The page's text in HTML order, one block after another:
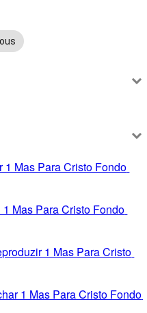
1 Mas Para Cristo Fondo
1 Mas Para Cristo Fondo
1 Mas Para Cristo
1 Mas Para Cristo Fondo